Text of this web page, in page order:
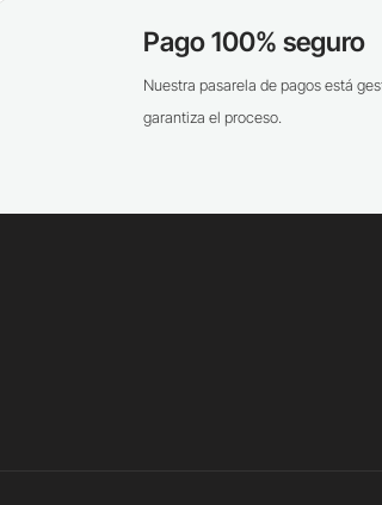
Pago 100% seguro
Nuestra pasarela de pagos está
garantiza el proceso.